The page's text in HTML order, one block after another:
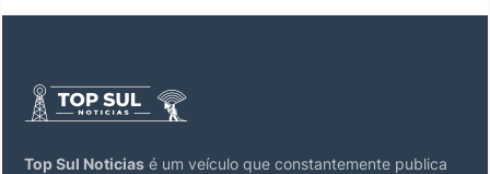
Top Sul Noticias é um veículo que constantemente publica